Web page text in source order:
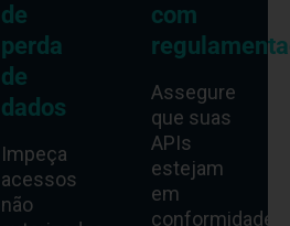
de
perda
de
dados
Impeça
acessos
não
com
Assegure
que suas
APIs
estejam
em
conformidade